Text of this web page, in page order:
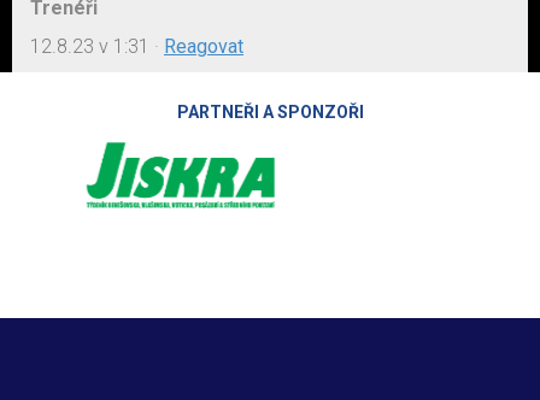
Trenéři
12.8.23 v 1:31 · Reagovat
PARTNEŘI A SPONZOŘI